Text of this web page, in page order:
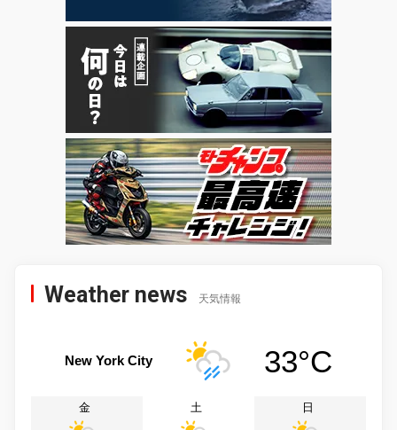
Weather news 天気情報
New York City 33°C
金 土 日